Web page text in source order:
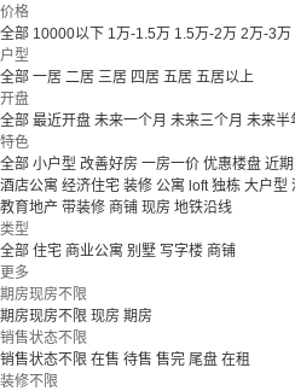
价格
全部 10000以下 1万-1.5万 1.5万-2万 2万-3万
户型
全部 一居 二居 三居 四居 五居 五居以上
开盘
全部 最近开盘 未来一个月 未来三个月 未来半
特色
全部 小户型 改善好房 一房一价 优惠楼盘 近
酒店公寓 经济住宅 装修 公寓 loft独栋 大户型
教育地产 带装修 商铺 现房 地铁沿线
类型
全部 住宅 商业公寓 别墅 写字楼 商铺
更多
期房现房不限
期房现房不限 现房 期房
销售状态不限
销售状态不限 在售 待售 售完 尾盘 在租
装修不限